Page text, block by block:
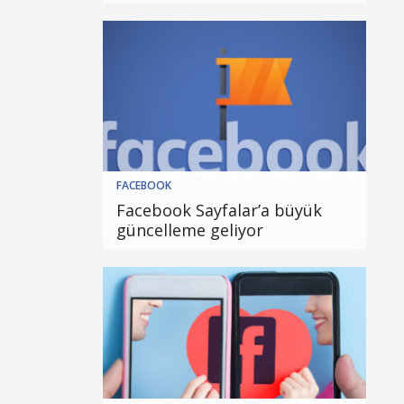
FACEBOOK
Facebook Sayfalar’a büyük
güncelleme geliyor